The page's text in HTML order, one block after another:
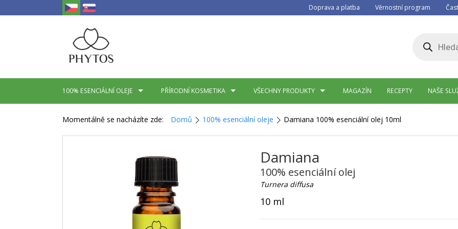
Doprava a platba Věrnostní program
search
100% ESENCIÁLNÍ OLEJE PŘÍRODNÍ KOSMETIKA VŠECHNY PRODUKTY MAGAZÍN RECEPTY NAŠE
Momentálně se nacházíte zde: Domů 100% esenciální oleje Damiana 100% esenciální olej 10ml
Damiana
100% esenciální olej
Turnera diffusa
10 ml